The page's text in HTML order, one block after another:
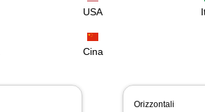
USA
Cina
Orizzontali